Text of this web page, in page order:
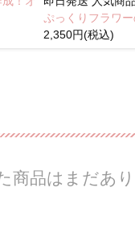
ぷっくりフラワ
2,350円(税込)
商品はまだあり